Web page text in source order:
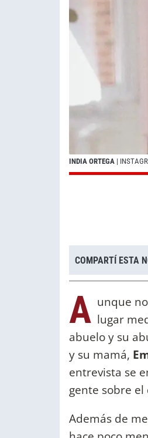
INDIA ORTEGA |
COMPARTÍ ESTA
A unque
lugar
abuelo y su
y su mamá,
entrevista se
gente sobre el
Además de